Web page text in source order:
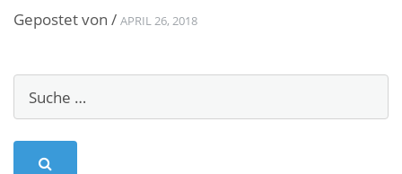
Gepostet von / APRIL 26, 2018